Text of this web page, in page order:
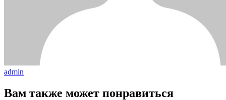
admin
Вам также может понравиться